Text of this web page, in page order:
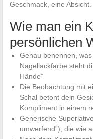
Geschmack, eine Absicht.
Wie man ein
persönlichen
Genau benennen,
Nagellackfarbe steht
Hände”
Die Beobachtung mit
Schal betont dein
Kompliment in einem
Generische
umwerfend”), die wie